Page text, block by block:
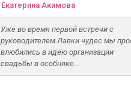
Екатерина Акимова
Уже во время первой встречи с
руководителем Лавки чудес мы
влюбились в идею организации
свадьбы в особняке...